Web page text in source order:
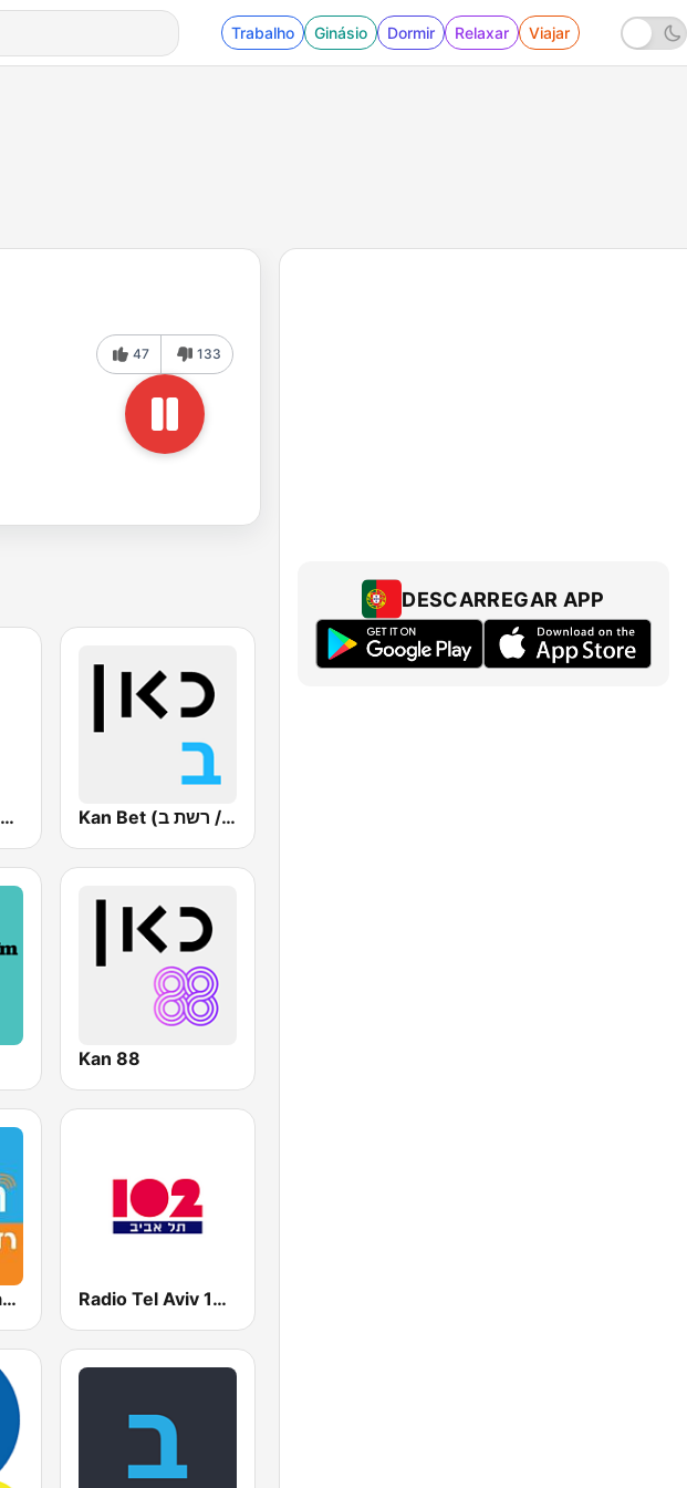
Trabalho Ginásio Dormir Relaxar Viajar
47 133
Galei Zahal (גלי צה"ל) Kan Bet (כאן ב' / רשת ב')
Kan 88
Radio Galey Israel (רדיו גלי ישראל) Radio Tel Aviv 102FM (רדיו תל אביב)
DESCARREGAR APP